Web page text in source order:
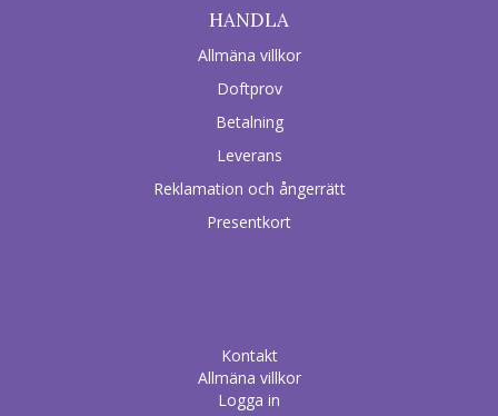
HANDLA
Allmäna villkor
Doftprov
Betalning
Leverans
Reklamation och ångerrätt
Presentkort
Kontakt
Allmäna villkor
Logga in